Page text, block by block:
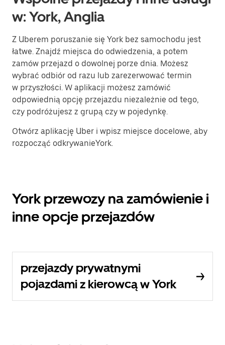
w: York, Anglia
Z Uberem poruszanie się York bez samochodu jest
łatwe. Znajdź miejsca do odwiedzenia, a potem
zamów przejazd o dowolnej porze dnia. Możesz
wybrać odbiór od razu lub zarezerwować termin
w przyszłości. W aplikacji możesz zamówić
odpowiednią opcję przejazdu niezależnie od tego,
czy podróżujesz z grupą czy w pojedynkę.
Otwórz aplikację Uber i wpisz miejsce docelowe, aby
rozpocząć odkrywanieYork.
York przewozy na zamówienie i
inne opcje przejazdów
przejazdy prywatnymi
pojazdami z kierowcą w York